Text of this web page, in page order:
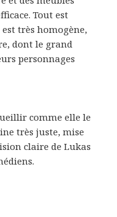
Tout est
très homogène,
dont le grand
personnages
comme elle le
très juste, mise
claire de Lukas